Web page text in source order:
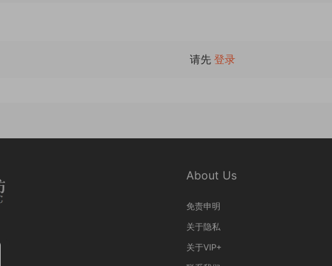
请先 登录
About Us
免责申明
关于隐私
关于VIP+